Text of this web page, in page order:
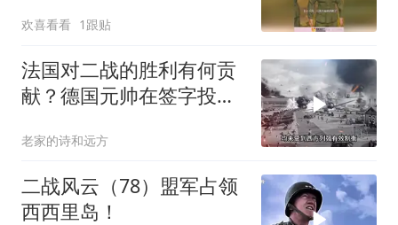
欢喜看看 1跟贴
法国对二战的胜利有何贡
献？德国元帅在签字投降
老家的诗和远方
二战风云（78）盟军占领
西西里岛！